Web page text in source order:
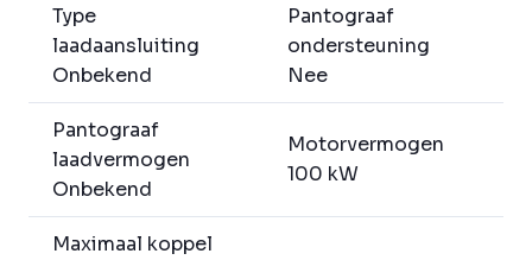
Type
laadaansluiting
Onbekend
Pantograaf
ondersteuning
Nee
Pantograaf
laadvermogen
Onbekend
Motorvermogen
100 kW
Maximaal koppel